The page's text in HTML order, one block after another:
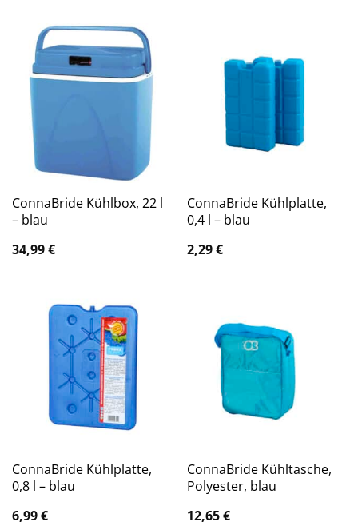
ConnaBride Kühlbox, 22 l
– blau
34,99€
ConnaBride Kühlplatte,
0,4 l – blau
2,29€
ConnaBride Kühlplatte,
0,8 l – blau
6,99€
ConnaBride Kühltasche,
Polyester, blau
12,65€